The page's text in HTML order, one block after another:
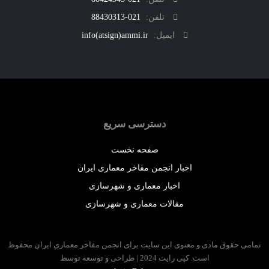
تلفن:
021-88430313
ایمیل:
info(atsign)ammi.ir
دسترسی سریع
صفحه نخست
اخبار انجمن مفاخر معماری ایران
اخبار معماری و شهرسازی
مقالات معماری و شهرسازی
حقوق مادی و معنوی این سایت برای انجمن مفاخر معماری ایران محفوظ
است. کپی رایت 2024 | طراحی و توسعه توسط